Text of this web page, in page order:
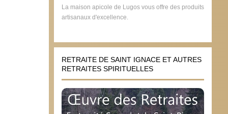
La maison apicole de Lugos vous offre des produits
artisanaux d'excellence.
RETRAITE DE SAINT IGNACE ET AUTRES
RETRAITES SPIRITUELLES